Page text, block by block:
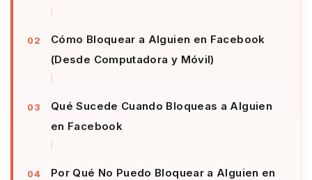
Cómo Bloquear a Alguien en Facebook
(Desde Computadora y Móvil)
Qué Sucede Cuando Bloqueas a Alguien
en Facebook
Por Qué No Puedo Bloquear a Alguien en